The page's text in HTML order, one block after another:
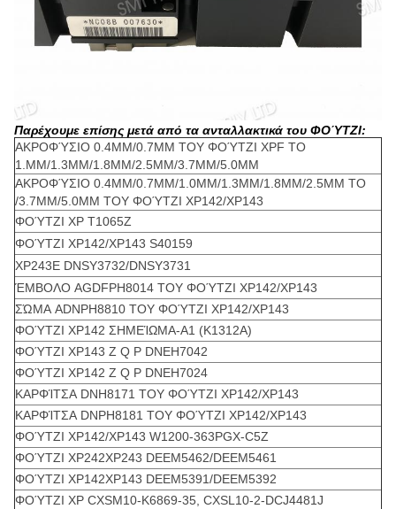
Παρέχουμε επίσης μετά από τα ανταλλακτικά του ΦΟΎΤΖΙ:
ΑΚΡΟΦΎΣΙΟ 0.4MM/0.7MM ΤΟΥ ΦΟΎΤΖΙ XPF ΤΟ
1.MM/1.3MM/1.8MM/2.5MM/3.7MM/5.0MM
ΑΚΡΟΦΎΣΙΟ 0.4MM/0.7MM/1.0MM/1.3MM/1.8MM/2.5MM ΤΟ
/3.7MM/5.0MM ΤΟΥ ΦΟΎΤΖΙ XP142/XP143
ΦΟΎΤΖΙ XP T1065Z
ΦΟΎΤΖΙ XP142/XP143 S40159
XP243E DNSY3732/DNSY3731
ΈΜΒΟΛΟ AGDFPH8014 ΤΟΥ ΦΟΎΤΖΙ XP142/XP143
ΣΏΜΑ ADNPH8810 ΤΟΥ ΦΟΎΤΖΙ XP142/XP143
ΦΟΎΤΖΙ XP142 ΣΗΜΕΊΩΜΑ-Α1 (K1312A)
ΦΟΎΤΖΙ XP143 Ζ Q Ρ DNEH7042
ΦΟΎΤΖΙ XP142 Ζ Q Ρ DNEH7024
ΚΑΡΦΊΤΣΑ DNH8171 ΤΟΥ ΦΟΎΤΖΙ XP142/XP143
ΚΑΡΦΊΤΣΑ DNPH8181 ΤΟΥ ΦΟΎΤΖΙ XP142/XP143
ΦΟΎΤΖΙ XP142/XP143 W1200-363PGX-C5Z
ΦΟΎΤΖΙ XP242XP243 DEEM5462/DEEM5461
ΦΟΎΤΖΙ XP142XP143 DEEM5391/DEEM5392
ΦΟΎΤΖΙ XP CXSM10-K6869-35, CXSL10-2-DCJ4481J